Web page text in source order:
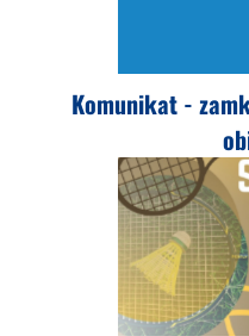
Komunikat -